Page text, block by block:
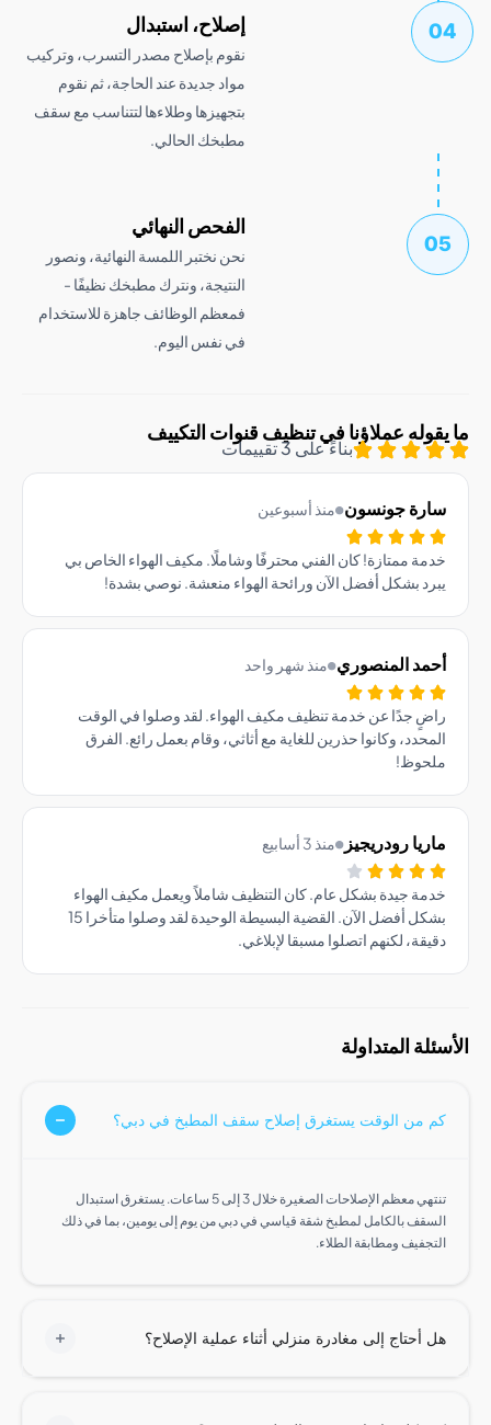
إصلاح، استبدال
نقوم بإصلاح مصدر التسرب، وتركيب
مواد جديدة عند الحاجة، ثم نقوم
بتجهيزها وطلاءها لتتناسب مع سقف
مطبخك الحالي.
الفحص النهائي
نحن نختبر اللمسة النهائية، ونصور
النتيجة، ونترك مطبخك نظيفًا -
فمعظم الوظائف جاهزة للاستخدام
في نفس اليوم.
عملاؤنا في تنظيف قنوات التكييف
بناءً على 3 تقييمات
جونسون منذ أسبوعين
ممتازة! كان الفني محترفًا وشاملًا. مكيف الهواء الخاص بي
بشكل أفضل الآن ورائحة الهواء منعشة. نوصي بشدة!
المنصوري منذ شهر واحد
جدًا عن خدمة تنظيف مكيف الهواء. لقد وصلوا في الوقت
وكانوا حذرين للغاية مع أثاثي، وقام بعمل رائع. الفرق
رودريجيز منذ 3 أسابيع
جيدة بشكل عام. كان التنظيف شاملاً ويعمل مكيف الهواء
بشكل أفضل الآن. القضية البسيطة الوحيدة لقد وصلوا متأخرا 15
لكنهم اتصلوا مسبقا لإبلاغي.
المتداولة
من الوقت يستغرق إصلاح سقف المطبخ في دبي؟
تنتهي معظم الإصلاحات الصغيرة خلال 3 إلى 5 ساعات. يستغرق استبدال
بالكامل لمطبخ شقة قياسي في دبي من يوم إلى يومين، بما في ذلك
ومطابقة الطلاء.
إلى مغادرة منزلي أثناء عملية الإصلاح؟